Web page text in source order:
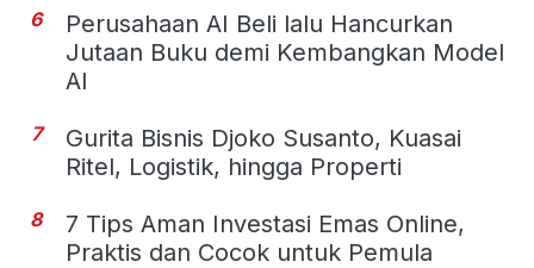
6
Perusahaan AI Beli lalu Hancurkan
Jutaan Buku demi Kembangkan Model
AI
7
Gurita Bisnis Djoko Susanto, Kuasai
Ritel, Logistik, hingga Properti
8
7 Tips Aman Investasi Emas Online,
Praktis dan Cocok untuk Pemula